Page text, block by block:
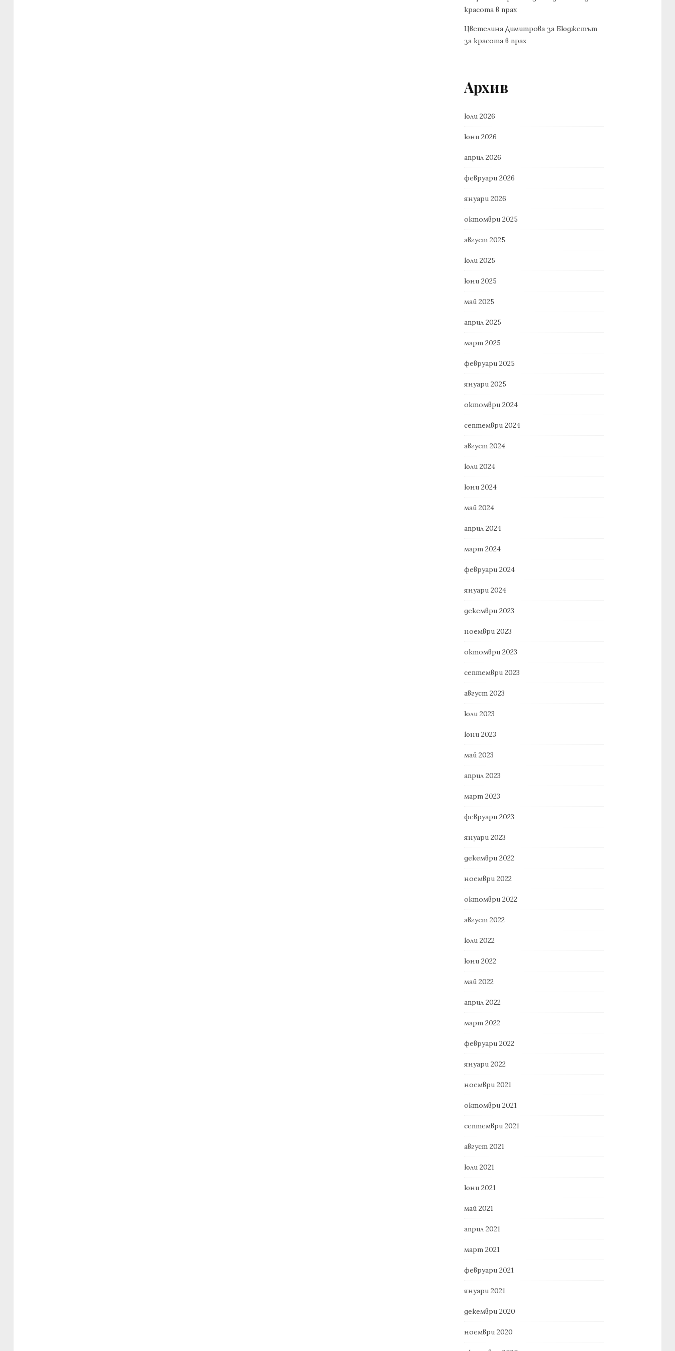
красота в прах
Цветелина Димитрова за Бюджетът
за красота в прах
Архив
юли 2026
юни 2026
април 2026
февруари 2026
януари 2026
октомври 2025
август 2025
юли 2025
юни 2025
май 2025
април 2025
март 2025
февруари 2025
януари 2025
октомври 2024
септември 2024
август 2024
юли 2024
юни 2024
май 2024
април 2024
март 2024
февруари 2024
януари 2024
декември 2023
ноември 2023
октомври 2023
септември 2023
август 2023
юли 2023
юни 2023
май 2023
април 2023
март 2023
февруари 2023
януари 2023
декември 2022
ноември 2022
октомври 2022
август 2022
юли 2022
юни 2022
май 2022
април 2022
март 2022
февруари 2022
януари 2022
ноември 2021
октомври 2021
септември 2021
август 2021
юли 2021
юни 2021
май 2021
април 2021
март 2021
февруари 2021
януари 2021
декември 2020
ноември 2020